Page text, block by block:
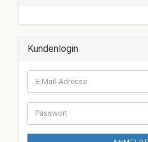
Kundenlogin
E-
Mail-
Adresse
Passwort